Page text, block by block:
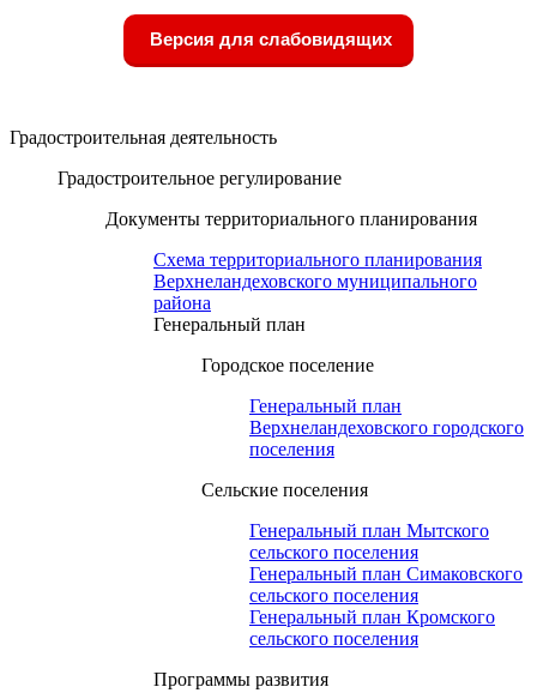
Версия для слабовидящих
Градостроительная деятельность
Градостроительное регулирование
Документы территориального планирования
Схема территориального планирования
Верхнеландеховского муниципального
района
Генеральный план
Городское поселение
Генеральный план
Верхнеландеховского городского
поселения
Сельские поселения
Генеральный план Мытского
сельского поселения
Генеральный план Симаковского
сельского поселения
Генеральный план Кромского
сельского поселения
Программы развития